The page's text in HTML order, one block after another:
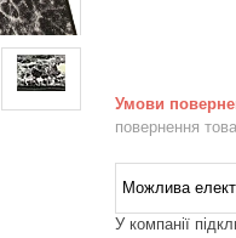
повернення
У компанії